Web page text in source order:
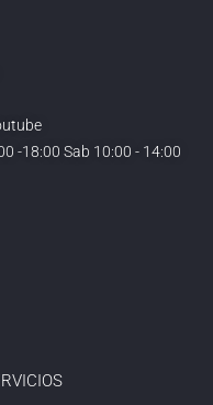
-18:00 Sab 10:00 - 14:00